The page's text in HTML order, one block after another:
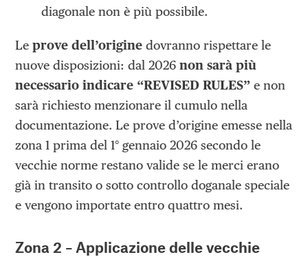
diagonale non è più possibile.
Leprove dell’origine dovranno rispettare le
nuove disposizioni: dal 2026non sarà più
necessario indicare “REVISED RULES” e non
sarà richiesto menzionare il cumulo nella
documentazione. Le prove d’origine emesse nella
zona 1 prima del 1° gennaio 2026 secondo le
vecchie norme restano valide se le merci erano
già in transito o sotto controllo doganale speciale
e vengono importate entro quattro mesi.
Zona 2 – Applicazione delle vecchie